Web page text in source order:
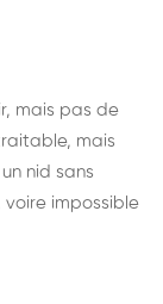
mais pas de
mais
nid sans
impossible